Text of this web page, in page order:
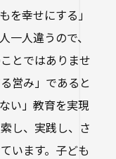
を幸せにする」
一人違うので、
とではありませ
営み」であると
い」教育を実現
し、実践し、さ
います。子ども